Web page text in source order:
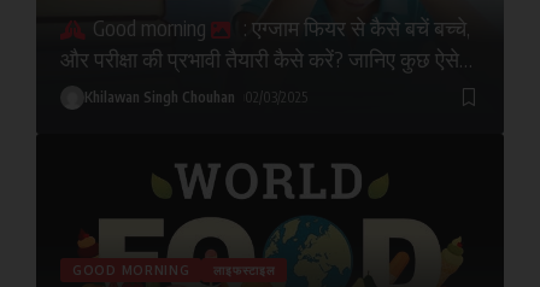
Good morning
: एग्जाम फियर से कैसे बचें बच्चे,
और परीक्षा की प्रभावी तैयारी कैसे करें? जानिए कुछ ऐसे
टिप्स जिसकी मदद से अभ्यर्थी कोई भी परीक्षा क्लियर कर
सकते हैं।
Khilawan Singh Chouhan 02/03/2025
GOOD MORNING लाइफस्टाइल